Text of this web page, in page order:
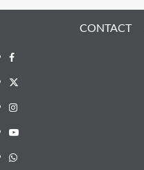
CONTACT
Facebook
X
Instagram
YouTube
Whatsapp